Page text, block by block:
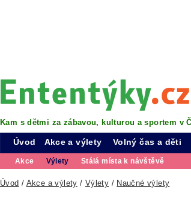
Kam s dětmi za zábavou, kulturou a sportem v
Úvod Akce a výlety
Akce Výlety Stálá místa k návštěvě
Volný čas a děti
Úvod / Akce a výlety / Výlety / Naučné výlety